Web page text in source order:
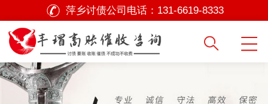
萍乡讨债公司电话： 131-6619-8333